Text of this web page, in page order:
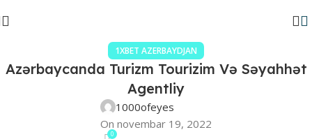
1XBET AZERBAYDJAN
Azərbaycanda Turizm Tourizim Və Səyahhət
Agentliy
1000ofeyes
On novembar 19, 2022
0